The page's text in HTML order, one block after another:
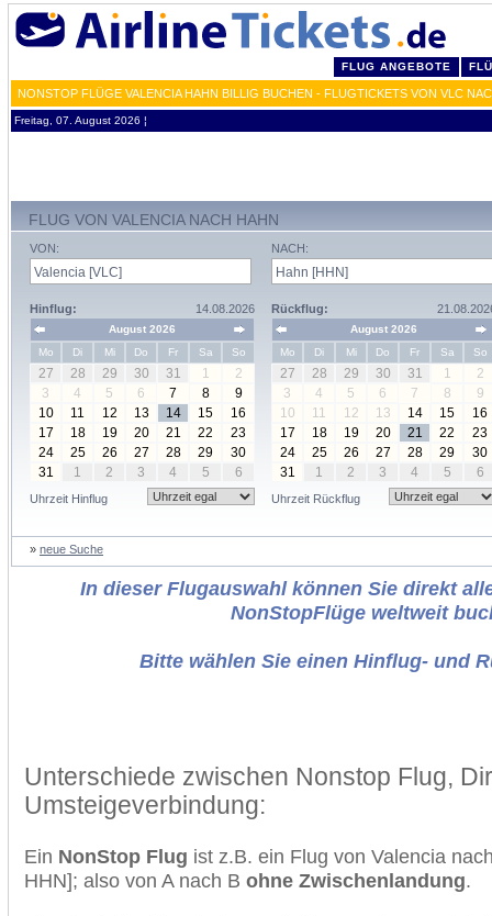
FLUG ANGEBOTE
NONSTOP FLÜGE VALENCIA HAHN BILLIG BUCHEN - FLUGTICKETS VON VLC
Freitag, 07. August 2026 ¦
FLUG VON VALENCIA NACH HAHN
VON:
Hinflug: 14.08.2026
August 2026
Mo
Di Mi Do Fr Sa So
27 28 29 30 31 1
2
3
4 5 6 7 8
9
10
11 12 13 14 15
16
17
18 19 20 21 22
23
24
25 26 27 28 29
30
31
1 2 3 4 5 6
Uhrzeit Hinflug
NACH:
Rückflug:
August 2026
Mo
Di Mi Do Fr Sa So
27 28 29 30 31 1
2
3
4 5 6 7 8
9
10
11 12 13 14 15
16
17
18 19 20 21 22
23
24
25 26 27 28 29
30
31
1 2 3 4 5 6
Uhrzeit Rückflug
» neue Suche
In dieser Flugauswahl können Sie direkt
NonStopFlüge weltweit
Bitte wählen Sie einen Hinflug- und
Unterschiede zwischen Nonstop Flug,
Umsteigeverbindung:
Ein NonStop Flug ist z.B. ein Flug von Valencia
HHN]; also von A nach B ohne Zwischenlandung.